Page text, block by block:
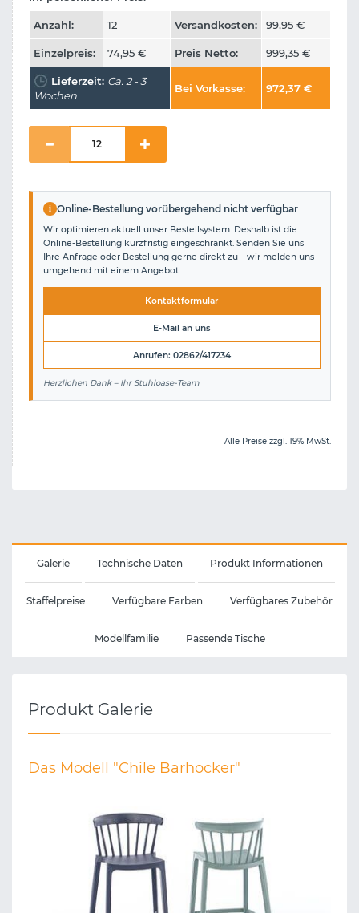
Anzahl: 12 Versandkosten: 99,95 €
Einzelpreis: 74,95 € Preis Netto: 999,35 €
Lieferzeit: Ca. 2 - 3
Wochen
Bei Vorkasse: 972,37 €
i Online-Bestellung vorübergehend nicht verfügbar
Wir optimieren aktuell unser Bestellsystem. Deshalb ist die
Online-Bestellung kurzfristig eingeschränkt. Senden Sie uns
Ihre Anfrage oder Bestellung gerne direkt zu – wir melden uns
umgehend mit einem Angebot.
Kontaktformular
E-Mail an uns
Anrufen: 02862/417234
Herzlichen Dank – Ihr Stuhloase-Team
Alle Preise zzgl. 19% MwSt.
Galerie Technische Daten Produkt Informationen
Staffelpreise Verfügbare Farben Verfügbares Zubehör
Modellfamilie Passende Tische
Produkt Galerie
Das Modell "Chile Barhocker"